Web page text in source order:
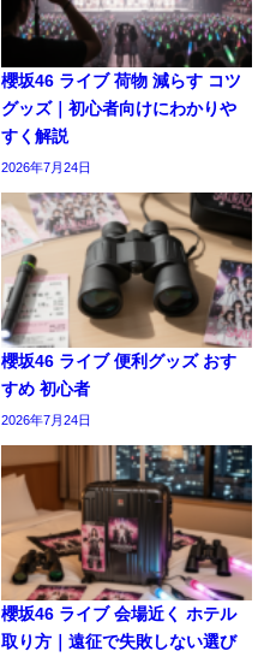
櫻坂46 ライブ 荷物 減らす コツ
グッズ｜初心者向けにわかりや
すく解説
2026年7月24日
櫻坂46 ライブ 便利グッズ おす
すめ 初心者
2026年7月24日
櫻坂46 ライブ 会場近く ホテル
取り方｜遠征で失敗しない選び